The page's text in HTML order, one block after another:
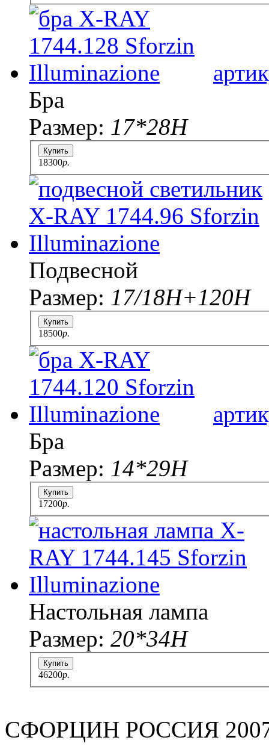
Бра
Размер: 17*28H
Купить
18300p.
Подвесной
Размер: 17/18Н+120Н
Купить
18500p.
Бра
Размер: 14*29H
Купить
17200p.
Настольная лампа
Размер: 20*34Н
Купить
46200p.
СФОРЦИН РОССИЯ 2007-